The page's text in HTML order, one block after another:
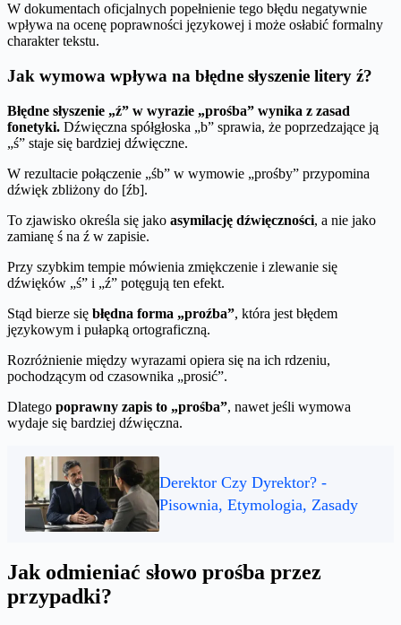
W dokumentach oficjalnych popełnienie tego błędu negatywnie
wpływa na ocenę poprawności językowej i może osłabić formalny
charakter tekstu.
Jak wymowa wpływa na błędne słyszenie litery ź?
Błędne słyszenie „ź” w wyrazie „prośba” wynika z zasad
fonetyki. Dźwięczna spółgłoska „b” sprawia, że poprzedzające ją
„ś” staje się bardziej dźwięczne.
W rezultacie połączenie „śb” w wymowie „prośby” przypomina
dźwięk zbliżony do [źb].
To zjawisko określa się jako asymilację dźwięczności, a nie jako
zamianę ś na ź w zapisie.
Przy szybkim tempie mówienia zmiękczenie i zlewanie się
dźwięków „ś” i „ź” potęgują ten efekt.
Stąd bierze się błędna forma „proźba”, która jest błędem
językowym i pułapką ortograficzną.
Rozróżnienie między wyrazami opiera się na ich rdzeniu,
pochodzącym od czasownika „prosić”.
Dlatego poprawny zapis to „prośba”, nawet jeśli wymowa
wydaje się bardziej dźwięczna.
Derektor Czy Dyrektor? -
Pisownia, Etymologia, Zasady
Jak odmieniać słowo prośba przez
przypadki?